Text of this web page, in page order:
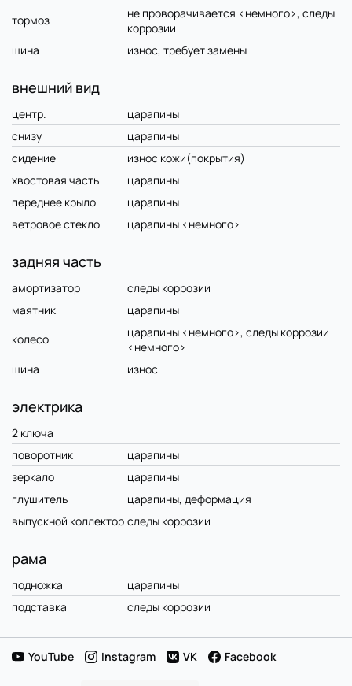
тормоз
не проворачивается <немного>, следы
коррозии
шина
износ, требует замены
внешний вид
центр.
царапины
снизу
царапины
сидение
износ кожи(покрытия)
хвостовая часть
царапины
переднее крыло
царапины
ветровое стекло
царапины <немного>
задняя часть
амортизатор
следы коррозии
маятник
царапины
колесо
царапины <немного>, следы коррозии
<немного>
шина
износ
электрика
2 ключа
поворотник
царапины
зеркало
царапины
глушитель
царапины, деформация
выпускной коллектор следы коррозии
рама
подножка
царапины
подставка
следы коррозии
YouTube Instagram VK Facebook